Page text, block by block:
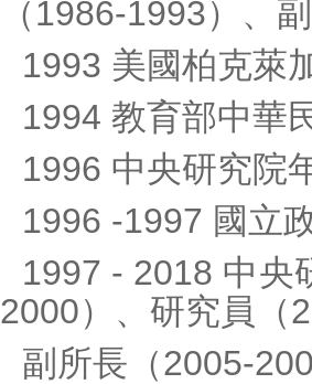
（1986-1993）、
1993 美國柏克萊
1994 教育部中華
1996 中央研究院
1996 -1997 國立
1997 - 2018 中央
2000）、研究員（
副所長（2005-